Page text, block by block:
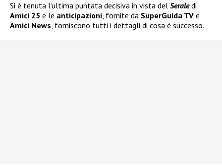
Si è tenuta l’ultima puntata decisiva in vista del Seraledi
Amici 25 e le anticipazioni, fornite da SuperGuida TV e
Amici News, forniscono tutti i dettagli di cosa è successo.